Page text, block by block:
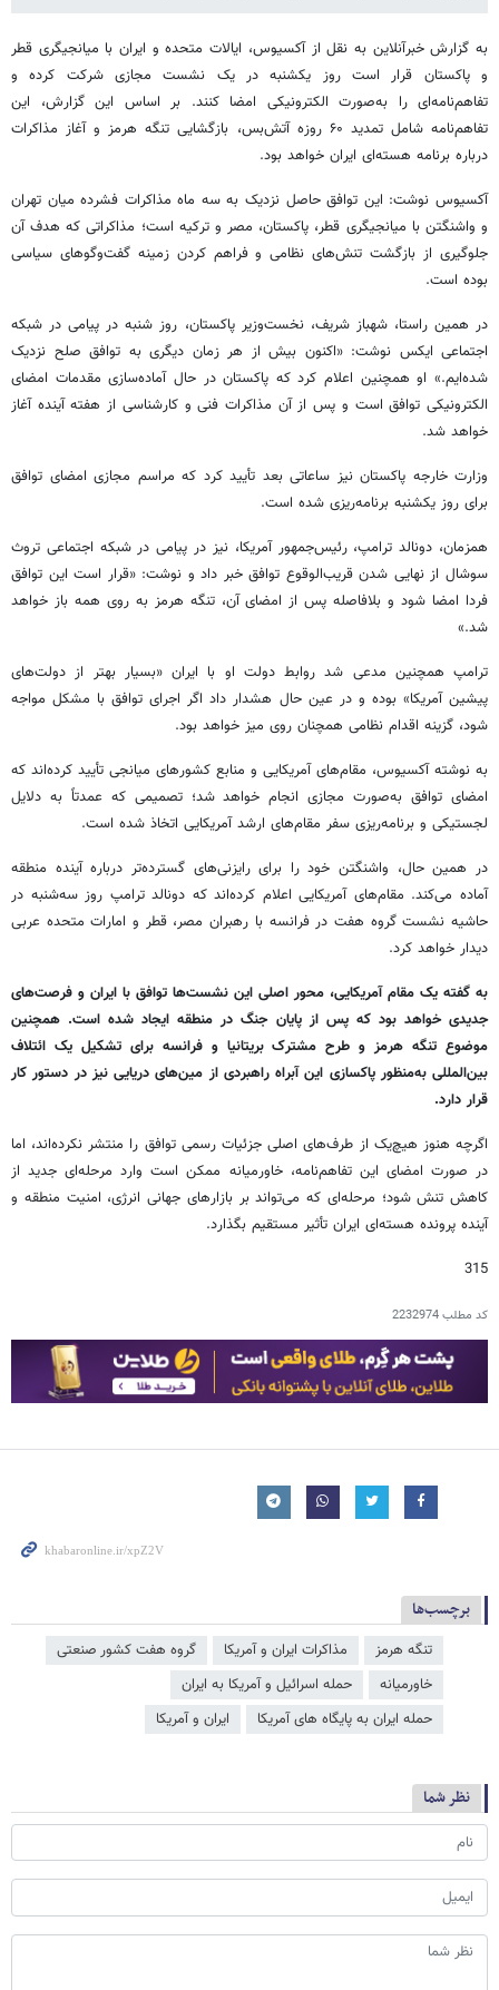
به گزارش خبرآنلاین به نقل از آکسیوس، ایالات متحده و ایران با میانجیگری قطر
و پاکستان قرار است روز یکشنبه در یک نشست مجازی شرکت کرده و
تفاهم‌نامه‌ای را به‌صورت الکترونیکی امضا کنند. بر اساس این گزارش، این
تفاهم‌نامه شامل تمدید ۶۰ روزه آتش‌بس، بازگشایی تنگه هرمز و آغاز مذاکرات
درباره برنامه هسته‌ای ایران خواهد بود.
آکسیوس نوشت: این توافق حاصل نزدیک به سه ماه مذاکرات فشرده میان تهران
و واشنگتن با میانجیگری قطر، پاکستان، مصر و ترکیه است؛ مذاکراتی که هدف آن
جلوگیری از بازگشت تنش‌های نظامی و فراهم کردن زمینه گفت‌وگوهای سیاسی
بوده است.
در همین راستا، شهباز شریف، نخست‌وزیر پاکستان، روز شنبه در پیامی در شبکه
اجتماعی ایکس نوشت: «اکنون بیش از هر زمان دیگری به توافق صلح نزدیک
شده‌ایم.» او همچنین اعلام کرد که پاکستان در حال آماده‌سازی مقدمات امضای
الکترونیکی توافق است و پس از آن مذاکرات فنی و کارشناسی از هفته آینده آغاز
خواهد شد.
وزارت خارجه پاکستان نیز ساعاتی بعد تأیید کرد که مراسم مجازی امضای توافق
برای روز یکشنبه برنامه‌ریزی شده است.
همزمان، دونالد ترامپ، رئیس‌جمهور آمریکا، نیز در پیامی در شبکه اجتماعی تروث
سوشال از نهایی شدن قریب‌الوقوع توافق خبر داد و نوشت: «قرار است این توافق
فردا امضا شود و بلافاصله پس از امضای آن، تنگه هرمز به روی همه باز خواهد
شد.»
ترامپ همچنین مدعی شد روابط دولت او با ایران «بسیار بهتر از دولت‌های
پیشین آمریکا» بوده و در عین حال هشدار داد اگر اجرای توافق با مشکل مواجه
شود، گزینه اقدام نظامی همچنان روی میز خواهد بود.
به نوشته آکسیوس، مقام‌های آمریکایی و منابع کشورهای میانجی تأیید کرده‌اند که
امضای توافق به‌صورت مجازی انجام خواهد شد؛ تصمیمی که عمدتاً به دلایل
لجستیکی و برنامه‌ریزی سفر مقام‌های ارشد آمریکایی اتخاذ شده است.
در همین حال، واشنگتن خود را برای رایزنی‌های گسترده‌تر درباره آینده منطقه
آماده می‌کند. مقام‌های آمریکایی اعلام کرده‌اند که دونالد ترامپ روز سه‌شنبه در
حاشیه نشست گروه هفت در فرانسه با رهبران مصر، قطر و امارات متحده عربی
دیدار خواهد کرد.
به گفته یک مقام آمریکایی، محور اصلی این نشست‌ها توافق با ایران و فرصت‌های
جدیدی خواهد بود که پس از پایان جنگ در منطقه ایجاد شده است. همچنین
موضوع تنگه هرمز و طرح مشترک بریتانیا و فرانسه برای تشکیل یک ائتلاف
بین‌المللی به‌منظور پاکسازی این آبراه راهبردی از مین‌های دریایی نیز در دستور کار
قرار دارد.
اگرچه هنوز هیچ‌یک از طرف‌های اصلی جزئیات رسمی توافق را منتشر نکرده‌اند، اما
در صورت امضای این تفاهم‌نامه، خاورمیانه ممکن است وارد مرحله‌ای جدید از
کاهش تنش شود؛ مرحله‌ای که می‌تواند بر بازارهای جهانی انرژی، امنیت منطقه و
آینده پرونده هسته‌ای ایران تأثیر مستقیم بگذارد.
315
کد مطلب2232974
برچسب‌ها
تنگه هرمز مذاکرات ایران و آمریکا
گروه هفت کشور صنعتی
خاورمیانه
حمله اسرائیل و آمریکا به ایران
حمله ایران به پایگاه های آمریکا
ایران و آمریکا
نظر شما